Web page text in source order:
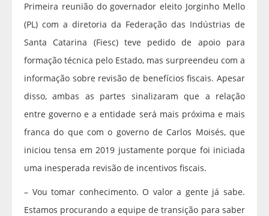
Primeira reunião do governador eleito Jorginho Mello
(PL) com a diretoria da Federação das Indústrias de
Santa Catarina (Fiesc) teve pedido de apoio para
formação técnica pelo Estado, mas surpreendeu com a
informação sobre revisão de benefícios fiscais. Apesar
disso, ambas as partes sinalizaram que a relação
entre governo e a entidade será mais próxima e mais
franca do que com o governo de Carlos Moisés, que
iniciou tensa em 2019 justamente porque foi iniciada
uma inesperada revisão de incentivos fiscais.
– Vou tomar conhecimento. O valor a gente já sabe.
Estamos procurando a equipe de transição para saber